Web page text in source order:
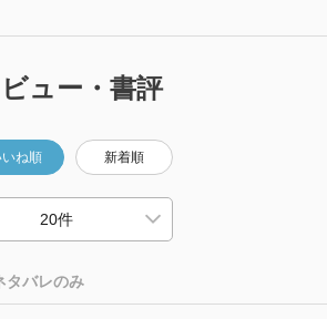
ュー・書評
いね順 新着順
タバレのみ